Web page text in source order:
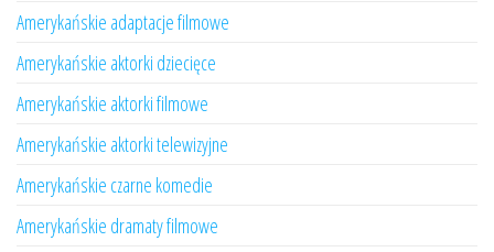
Amerykańskie adaptacje filmowe
Amerykańskie aktorki dziecięce
Amerykańskie aktorki filmowe
Amerykańskie aktorki telewizyjne
Amerykańskie czarne komedie
Amerykańskie dramaty filmowe